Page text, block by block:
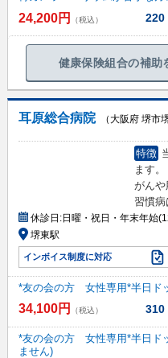
24,200円 （税込） 220
健康保険組合の補助
耳原総合病院
（大阪府 堺市
特徴
ます。
がんや
習慣病
休診日:日曜・祝日・年末年始
堺東駅
インボイス制度に対応
*友の会の方 女性専用*半日ド
34,100円 （税込） 310
*友の会の方 女性専用*半日ド
ません)